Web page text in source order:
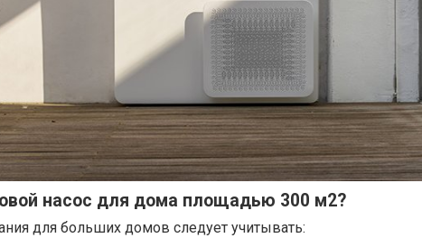
насос для дома площадью 300 м2?
для больших домов следует учитывать: